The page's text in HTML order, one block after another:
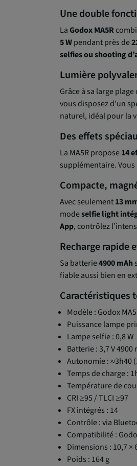
Une double
LaGodox MA5R
5 Wpendant près de
selfies ou shooting
Lumière
Grâce à sa large
vous disposez d’un
naturel, idéal pour la
Des effets
La MA5R propose14
supplémentaire.
Compacte,
Avec seulement13
modeselfie light
App, contrôlez
Recharge rapide
Sa batterie4900 mAh
fiable aussi bien en
Caractéristiques
Modèle : Godox
Puissance lampe
Lampe selfie : 0,8 W
Batterie : 3,7 V 4900
Autonomie : ≈3h40
Temps de charge :
Température de
CRI ≥95 / TLCI ≥97
FX intégrés : 14
Contrôle : via
Compatibilité :
Dimensions : 10,7 ×
Poids : 164 g